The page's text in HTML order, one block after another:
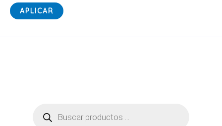
r
s
a
APLICAR
productos